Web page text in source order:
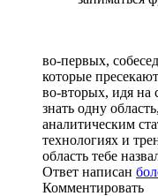
во-первых,
которые
во-вторых, идя на
знать одну
аналитическим
технологиях и
область тебе
Ответ написан
Комментировать